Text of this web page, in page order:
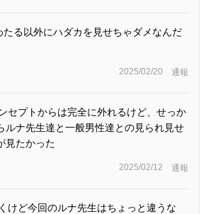
たる以外にハダカを見せちゃダメなんだ
2025/02/20 通報
セプトからは完全に外れるけど、せっか
ルナ先生達と一般男性達との見られ見せ
見たかった
2025/02/12 通報
けど今回のルナ先生はちょっと違うな